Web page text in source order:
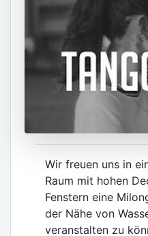
Wir freuen uns in
Raum mit hohen
Fenstern eine
der Nähe von
veranstalten zu